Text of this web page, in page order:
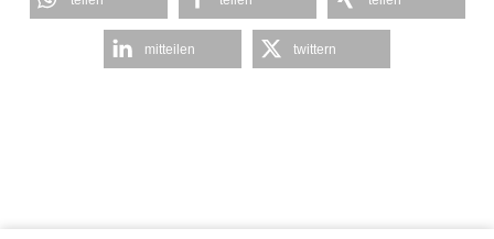
mitteilen twittern